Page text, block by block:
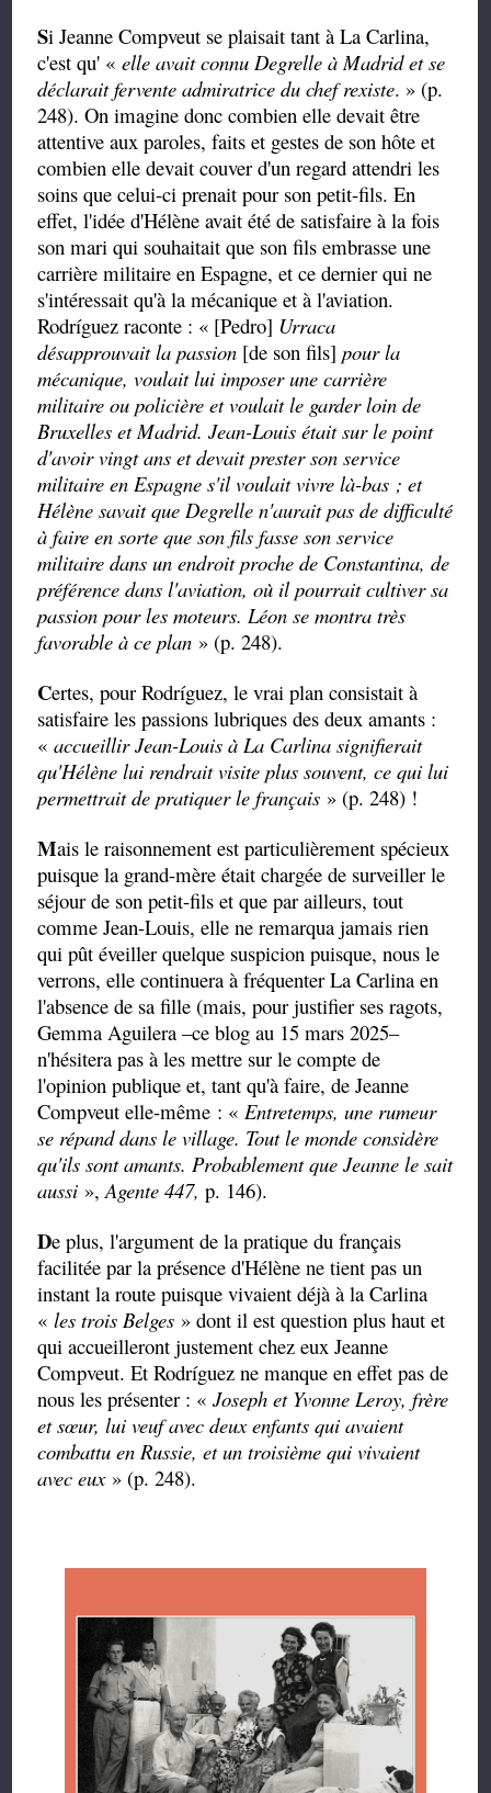
Si Jeanne Compveut se plaisait tant à La Carlina,
c'est qu' «elle avait connu Degrelle à Madrid et se
déclarait fervente admiratrice du chef rexiste. » (p.
248). On imagine donc combien elle devait être
attentive aux paroles, faits et gestes de son hôte et
combien elle devait couver d'un regard attendri les
soins que celui-ci prenait pour son petit-fils. En
effet, l'idée d'Hélène avait été de satisfaire à la fois
son mari qui souhaitait que son fils embrasse une
carrière militaire en Espagne, et ce dernier qui ne
s'intéressait qu'à la mécanique et à l'aviation.
Rodríguez raconte : « [Pedro] Urraca
désapprouvait la passion [de son fils]pour la
mécanique, voulait lui imposer une carrière
militaire ou policière et voulait le garder loin de
Bruxelles et Madrid. Jean-Louis était sur le point
d'avoir vingt ans et devait prester son service
militaire en Espagne s'il voulait vivre là-bas ; et
Hélène savait que Degrelle n'aurait pas de difficulté
à faire en sorte que son fils fasse son service
militaire dans un endroit proche de Constantina, de
préférence dans l'aviation, où il pourrait cultiver sa
passion pour les moteurs. Léon se montra très
favorable à ce plan » (p. 248).
Certes, pour Rodríguez, le vrai plan consistait à
satisfaire les passions lubriques des deux amants :
«accueillir Jean-Louis à La Carlina signifierait
qu'Hélène lui rendrait visite plus souvent, ce qui lui
permettrait de pratiquer le français » (p. 248) !
Mais le raisonnement est particulièrement spécieux
puisque la grand-mère était chargée de surveiller le
séjour de son petit-fils et que par ailleurs, tout
comme Jean-Louis, elle ne remarqua jamais rien
qui pût éveiller quelque suspicion puisque, nous le
verrons, elle continuera à fréquenter La Carlina en
l'absence de sa fille (mais, pour justifier ses ragots,
Gemma Aguilera–ce blog au 15 mars 2025–
n'hésitera pas à les mettre sur le compte de
l'opinion publique et, tant qu'à faire, de Jeanne
Compveut elle-même : « Entretemps, une rumeur
se répand dans le village. Tout le monde considère
qu'ils sont amants. Probablement que Jeanne le sait
aussi »,Agente 447,p. 146).
De plus, l'argument de la pratique du français
facilitée par la présence d'Hélène ne tient pas un
instant la route puisque vivaient déjà à la Carlina
« les trois Belges » dont il est question plus haut et
qui accueilleront justement chez eux Jeanne
Compveut. Et Rodríguez ne manque en effet pas de
nous les présenter : «Joseph et Yvonne Leroy, frère
et sœur, lui veuf avec deux enfants qui avaient
combattu en Russie, et un troisième qui vivaient
avec eux » (p. 248).